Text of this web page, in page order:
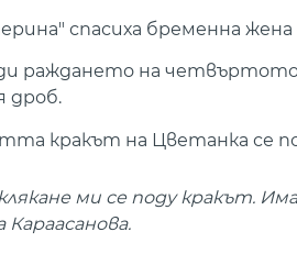
спасиха бременна жена
раждането на
дроб.
кракът на Цветанка се
ми се поду кракът.
Караасанова.